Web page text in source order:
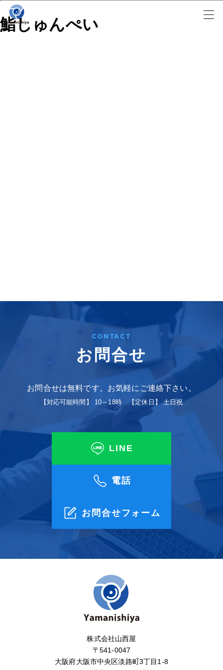
Skip
to
content
鮨しゅんぺい
CONTACT
お問合せ
お問合せは無料です。お気軽にご連絡下さい。
【対応可能時間】 10～18時 【定休日】 土日祝
LINE
電話
お問合せフォーム
株式会社山西屋
〒541-0047
大阪府大阪市中央区淡路町3丁目1-8